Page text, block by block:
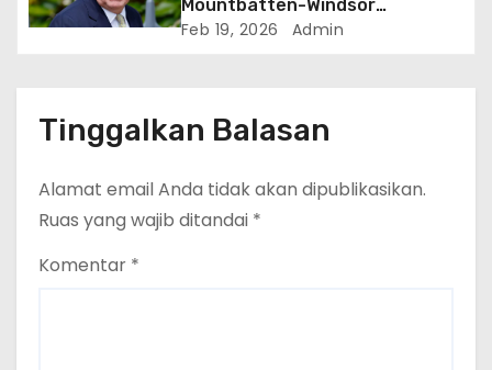
Mountbatten-Windsor
Ditangkap Atas Dugaan
Feb 19, 2026 Admin
Tinggalkan Balasan
Alamat email Anda tidak akan dipublikasikan.
Ruas yang wajib ditandai *
Komentar *